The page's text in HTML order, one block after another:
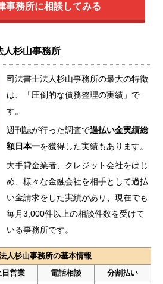
事務所に相談してみる
人杉山事務所
司法書士法人杉山事務所の最大の特徴
は、「圧倒的な債務整理の実績」で
す。
週刊誌が行った調査で過払い金実績総
額日本一を獲得した実績もあります。
大手貸金業者、クレジット会社をはじ
め、様々な金融会社を相手として過払
い金請求をした実績があり、現在でも
毎月3,000件以上の相談件数を受けて
いる事務所です。
人杉山事務所の基本情報
日営業 電話相談 分割払い